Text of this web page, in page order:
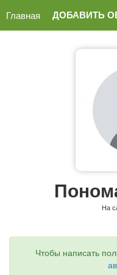
Главная ДОБАВИТЬ
На
Чтобы написать